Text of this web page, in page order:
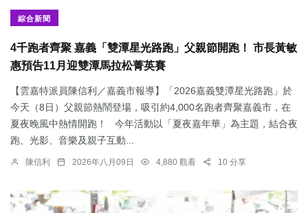
綜合新聞
4千跑者齊聚 嘉義「雙潭星光路跑」父親節開跑！ 市長黃敏
惠預告11月迎雙潭馬拉松菁英賽
【雲嘉特派員陳信利／嘉義市報導】「2026嘉義雙潭星光路跑」於
今天（8日）父親節熱鬧登場，吸引約4,000名跑者齊聚嘉義市，在
夏夜晚風中熱情開跑！ 今年活動以「夏夜嘉年華」為主題，結合夜
跑、光影、音樂及親子互動...
陳信利 2026年八月09日 4,880 觀看 10 分享